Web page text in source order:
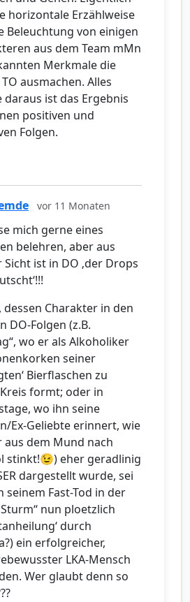
horizontale Erzählweise
Beleuchtung von einigen
aus dem Team mMn
Merkmale die
ausmachen. Alles
daraus ist das Ergebnis
positiven und
Folgen.
vor 11 Monaten
mich gerne eines
belehren, aber aus
Sicht ist in DO ‚der Drops
dessen Charakter in den
DO-Folgen (z.B.
wo er als Alkoholiker
seiner
Bierflaschen zu
formt; oder in
wo ihn seine
Ex-Geliebte erinnert, wie
aus dem Mund nach
stinkt!😉) eher geradlinig
dargestellt wurde, sei
seinem Fast-Tod in der
nun ploetzlich
durch
ein erfolgreicher,
LKA-Mensch
Wer glaubt denn so